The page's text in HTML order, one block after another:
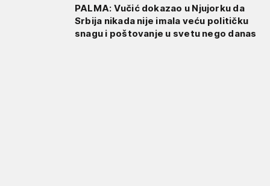
PALMA: Vučić dokazao u Njujorku da
Srbija nikada nije imala veću političku
snagu i poštovanje u svetu nego danas